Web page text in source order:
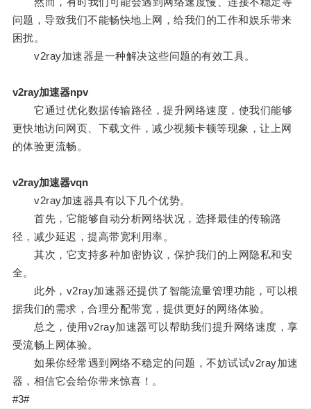
问题，导致我们不能畅快地上网，给我们的工作和娱乐带来
困扰。
v2ray加速器是一种解决这些问题的有效工具。
v2ray加速器npv
它通过优化数据传输路径，提升网络速度，使我们能够
更快地访问网页、下载文件，减少视频卡顿等现象，让上网
的体验更流畅。
v2ray加速器vqn
v2ray加速器具有以下几个优势。
首先，它能够自动分析网络状况，选择最佳的传输路
径，减少延迟，提高带宽利用率。
其次，它支持多种加密协议，保护我们的上网隐私和安
全。
此外，v2ray加速器还提供了智能流量管理功能，可以根
据我们的需求，合理分配带宽，提供更好的网络体验。
总之，使用v2ray加速器可以帮助我们提升网络速度，享
受流畅上网体验。
如果你经常遇到网络不稳定的问题，不妨试试v2ray加速
器，相信它会给你带来惊喜！。
#3#